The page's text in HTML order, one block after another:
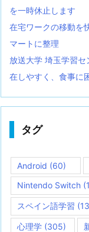
を一時休止します
在宅ワークの移動を
マートに整理
放送大学 埼玉学習
在しやすく、食事に
タグ
Android (60)
Nintendo Switch
スペイン語学習
心理学 (305)